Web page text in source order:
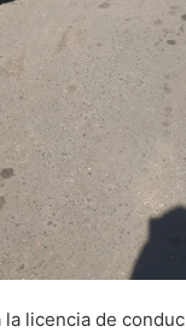
licencia de